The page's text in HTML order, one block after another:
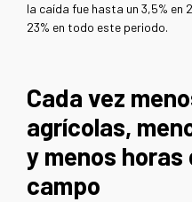
la caída fue hasta un 3,5% en
23% en todo este periodo.
Cada vez
agrícolas,
y menos
campo